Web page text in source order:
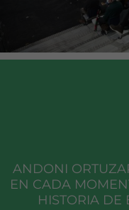
ANDONI
EN CADA
HISTORIA DE